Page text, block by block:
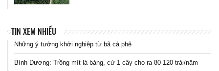
TIN XEM NHIỀU
Những ý tưởng khởi nghiệp từ bã cà phê
Bình Dương: Trồng mít lá bàng, cứ 1 cây cho ra 80-120 trái/năm